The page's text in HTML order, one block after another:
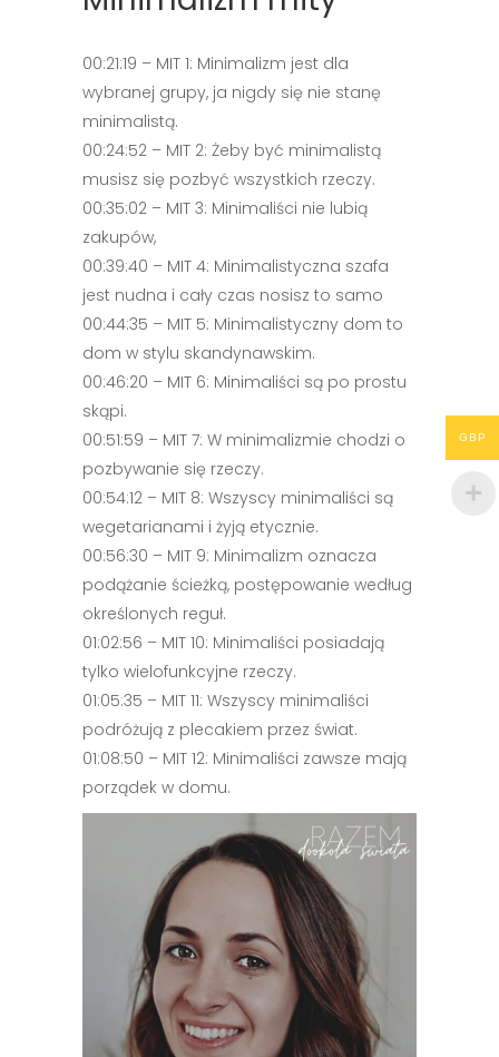
00:21:19 – MIT 1: Minimalizm jest dla
wybranej grupy, ja nigdy się nie stanę
minimalistą.
00:24:52 – MIT 2: Żeby być minimalistą
musisz się pozbyć wszystkich rzeczy.
00:35:02 – MIT 3: Minimaliści nie lubią
zakupów,
00:39:40 – MIT 4: Minimalistyczna szafa
jest nudna i cały czas nosisz to samo
00:44:35 – MIT 5: Minimalistyczny dom to
dom w stylu skandynawskim.
00:46:20 – MIT 6: Minimaliści są po prostu
skąpi.
00:51:59 – MIT 7: W minimalizmie chodzi o
pozbywanie się rzeczy.
00:54:12 – MIT 8: Wszyscy minimaliści są
wegetarianami i żyją etycznie.
00:56:30 – MIT 9: Minimalizm oznacza
podążanie ścieżką, postępowanie według
określonych reguł.
01:02:56 – MIT 10: Minimaliści posiadają
tylko wielofunkcyjne rzeczy.
01:05:35 – MIT 11: Wszyscy minimaliści
podróżują z plecakiem przez świat.
01:08:50 – MIT 12: Minimaliści zawsze mają
porządek w domu.
GBP